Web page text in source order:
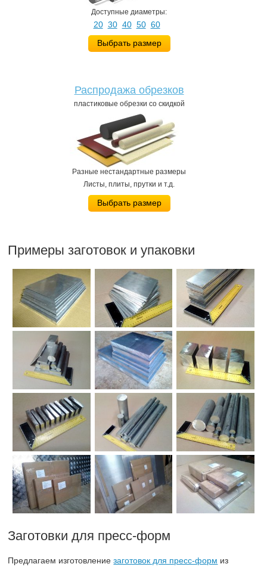
Доступные диаметры:
20 30 40 50 60
Выбрать размер
Распродажа обрезков
пластиковые обрезки со скидкой
Разные нестандартные размеры
Листы, плиты, прутки и т.д.
Выбрать размер
Примеры заготовок и упаковки
Заготовки для пресс-форм
Предлагаем изготовлениезаготовок для пресс-форм из